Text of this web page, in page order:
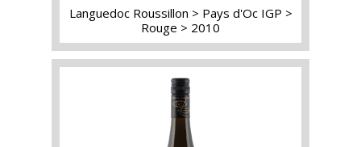
Languedoc Roussillon
Pays d'Oc IGP
Rouge
2010